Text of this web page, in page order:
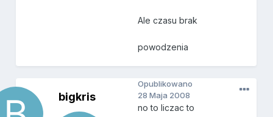
Ale czasu brak
powodzenia
bigkris
Opublikowano
28 Maja 2008
no to liczac to